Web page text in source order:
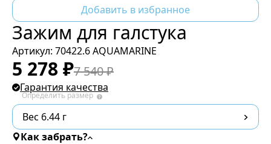
Зажим для галстука
Артикул: 70422.6 AQUAMARINE
5 278 ₽7 540₽
Гарантия качества
Вес 6.44 г
Определить размер
Добавить в избранное
Как забрать?